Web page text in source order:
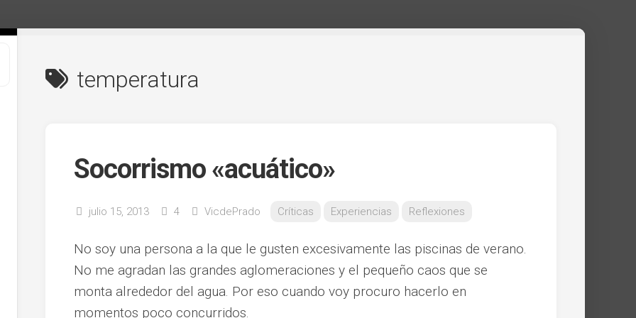
temperatura
Socorrismo «acuático»
julio 15, 2013 4 VicdePrado Críticas Experiencias Reflexiones
No soy una persona a la que le gusten excesivamente las piscinas de verano.
No me agradan las grandes aglomeraciones y el pequeño caos que se
monta alrededor del agua. Por eso cuando voy procuro hacerlo en
momentos poco concurridos.